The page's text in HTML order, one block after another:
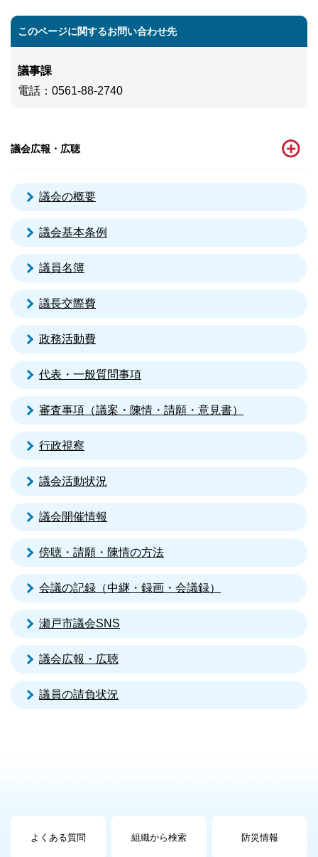
このページに関するお問い合わせ先
議事課
電話 ：0561-88-2740
議会広報・広聴
議会の概要
議会基本条例
議員名簿
議長交際費
政務活動費
代表・一般質問事項
審査事項（議案・陳情・請願・意見書）
行政視察
議会活動状況
議会開催情報
傍聴・請願・陳情の方法
会議の記録（中継・録画・会議録）
瀬戸市議会SNS
議会広報・広聴
議員の請負状況
よくある質問 組織から検索 防災情報